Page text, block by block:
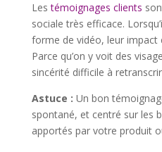
Lestémoignages clients
sociale très efficace.
forme de vidéo, leur impact
Parce qu’on y voit des
sincérité difficile à
Astuce : Un bon
spontané, et centré sur les
apportés par votre produit